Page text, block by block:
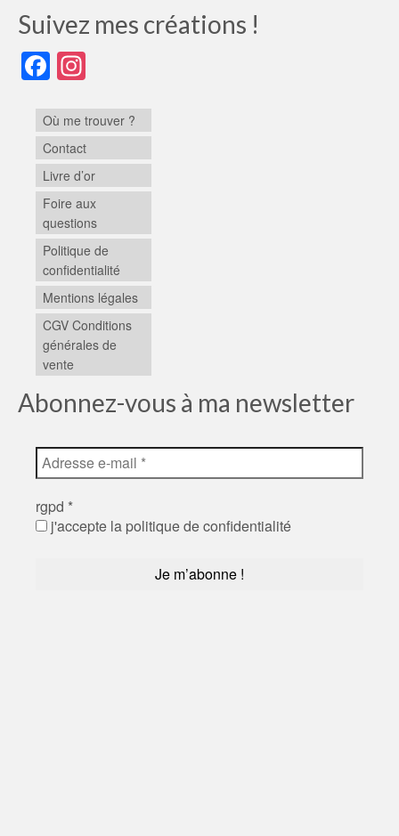
Suivez mes créations !
Facebook
Où me trouver ?
Contact
Livre d’or
Foire aux
questions
Politique de
confidentialité
Mentions légales
CGV Conditions
générales de
vente
Abonnez-vous à ma newsletter
rgpd *
j'accepte la politique de confidentialité